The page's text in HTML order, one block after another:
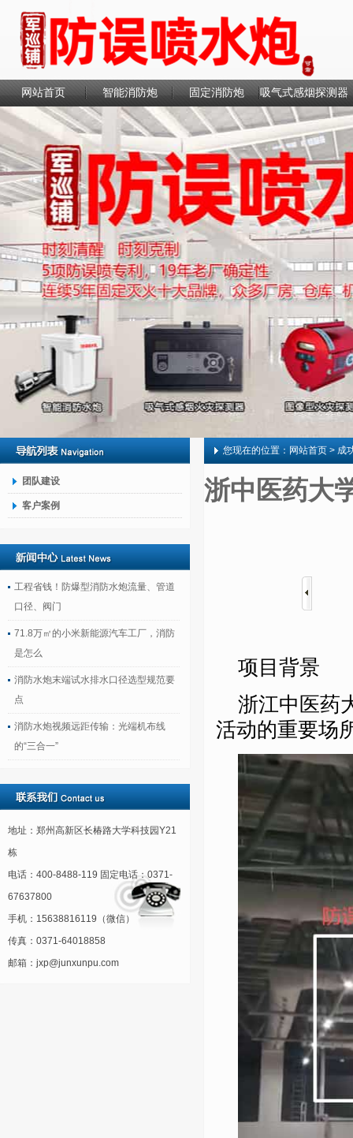
网站首页 智能消防炮 固定消防炮 吸气式感烟探测器
联系我们
团队建设
客户案例
工程省钱！防爆型消防水炮流量、管道
口径、阀门
71.8万㎡的小米新能源汽车工厂，消防
是怎么
消防水炮末端试水排水口径选型规范要
点
消防水炮视频远距传输：光端机布线
的“三合一”
地址：郑州高新区长椿路大学科技园Y21
栋
电话：400-8488-119 固定电话：0371-
67637800
手机：15638816119（微信）
传真：0371-64018858
邮箱：jxp@junxunpu.com
您现在的位置： 网站首页 > 成
浙中医药大
项目背景
浙江中医药
活动的重要场